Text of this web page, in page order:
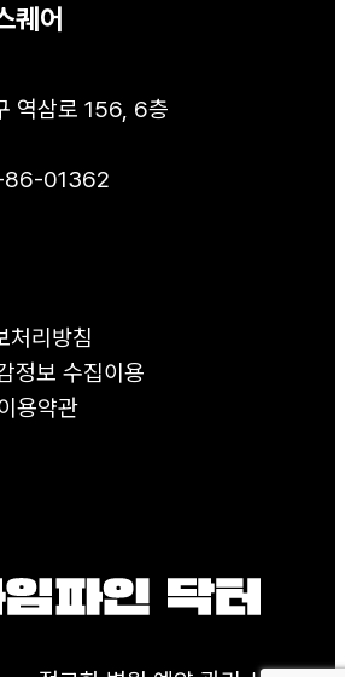
퀘어
역삼로 156, 6층
86-01362
처리방침
정보 수집이용
용약관